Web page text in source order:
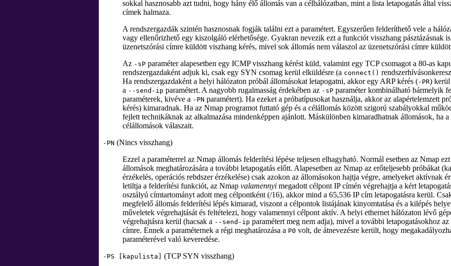
sokkal hasznosabb azt tudni, hogy hány élő állomás van a célhálózatban, mint a lista letapogatás által
címek halmaza.
A rendszergazdák szintén hasznosnak fogják találni ezt a paramétert. Egyszerűen felderíthető vele a
vagy ellenőrizhető egy kiszolgáló elérhetősége. Gyakran nevezik ezt a funkciót visszhang pásztázásnak
üzenetszórási címre küldött viszhang kérés, mivel sok állomás nem válaszol az üzenetszórási címre
Az -sP paraméter alapesetben egy ICMP visszhang kérést küld, valamint egy TCP csomagot a 80-as
rendszergazdaként adjuk ki, csak egy SYN csomag kerül elküldésre (a connect()
Ha rendszergazdaként a helyi hálózaton próbál állomásokat letapogatni, akkor egy ARP kérés (-PR) kerül
a --send-ip paramétert. A nagyobb rugalmasság érdekében az -sP paraméter kombinálható bármelyik
paraméterek, kivéve a -PN paramétert). Ha ezeket a próbatípusokat használja, akkor az alapértelemzett
kérés) kimaradnak. Ha az Nmap programot futtató gép és a célállomás között szigorú szabályokkal
fejlett technikáknak az alkalmazása mindenképpen ajánlott. Máskülönben kimaradhatnak állomások, ha
célállomások válaszait.
-PN (Nincs visszhang)
Ezzel a paraméterrel az Nmap állomás felderítési lépése teljesen elhagyható. Normál esetben az Nmap
állomások meghatározására a további letapogatás előtt. Alapesetben az Nmap az erőteljesebb próbákat
érzékelés, operációs rebdszer érzékelése) csak azokon az állomásokon hajtja végre, amelyeket aktívnak
letiltja a felderítési funkciót, az Nmap valamennyi megadott célpont IP címén végrehajtja a kért
osztályú címtartományt adott meg célpontként (/16), akkor mind a 65,536 IP cím letapogatásra kerül.
megfelelő állomás felderítési lépés kimarad, viszont a célpontok listájának kinyomtatása és a kilépés
műveletek végrehajtását és feltételezi, hogy valamennyi célpont aktív. A helyi ethernet hálózaton lévő
végrehajtásra kerül (hacsak a --send-ip paramétert meg nem adja), mivel a további letapogatásokhoz
címre. Ennek a paraméternek a régi meghatározása a P0 volt, de átnevezésre került, hogy
paraméterével való keveredése.
-PS [kapulista]
(TCP SYN visszhang)